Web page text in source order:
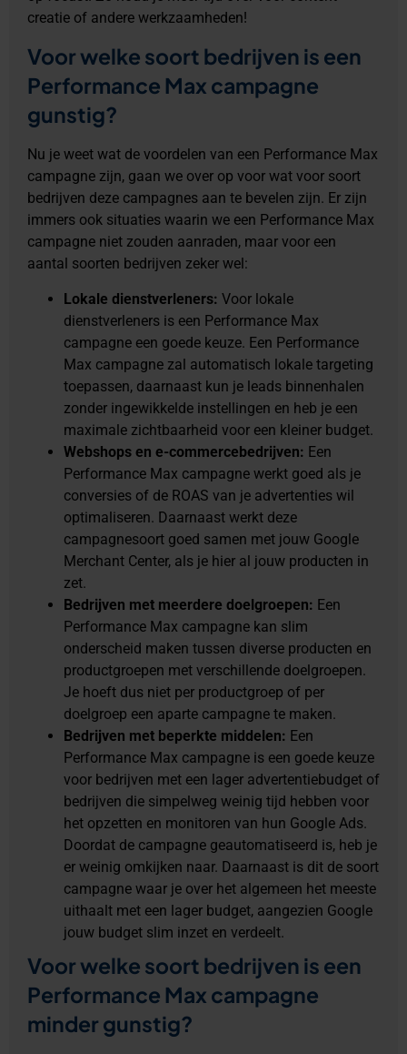
creatie of andere werkzaamheden!
Voor welke soort bedrijven is een
Performance Max campagne
gunstig?
Nu je weet wat de voordelen van een Performance Max
campagne zijn, gaan we over op voor wat voor soort
bedrijven deze campagnes aan te bevelen zijn. Er zijn
immers ook situaties waarin we een Performance Max
campagne niet zouden aanraden, maar voor een
aantal soorten bedrijven zeker wel:
Lokale dienstverleners: Voor lokale
dienstverleners is een Performance Max
campagne een goede keuze. Een Performance
Max campagne zal automatisch lokale targeting
toepassen, daarnaast kun je leads binnenhalen
zonder ingewikkelde instellingen en heb je een
maximale zichtbaarheid voor een kleiner budget.
Webshops en e-commercebedrijven: Een
Performance Max campagne werkt goed als je
conversies of de ROAS van je advertenties wil
optimaliseren. Daarnaast werkt deze
campagnesoort goed samen met jouw Google
Merchant Center, als je hier al jouw producten in
zet.
Bedrijven met meerdere doelgroepen: Een
Performance Max campagne kan slim
onderscheid maken tussen diverse producten en
productgroepen met verschillende doelgroepen.
Je hoeft dus niet per productgroep of per
doelgroep een aparte campagne te maken.
Bedrijven met beperkte middelen: Een
Performance Max campagne is een goede keuze
voor bedrijven met een lager advertentiebudget of
bedrijven die simpelweg weinig tijd hebben voor
het opzetten en monitoren van hun Google Ads.
Doordat de campagne geautomatiseerd is, heb je
er weinig omkijken naar. Daarnaast is dit de soort
campagne waar je over het algemeen het meeste
uithaalt met een lager budget, aangezien Google
jouw budget slim inzet en verdeelt.
Voor welke soort bedrijven is een
Performance Max campagne
minder gunstig?